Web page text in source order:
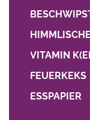
VITAMIN
FEUERKEKS
ESSPAPIER